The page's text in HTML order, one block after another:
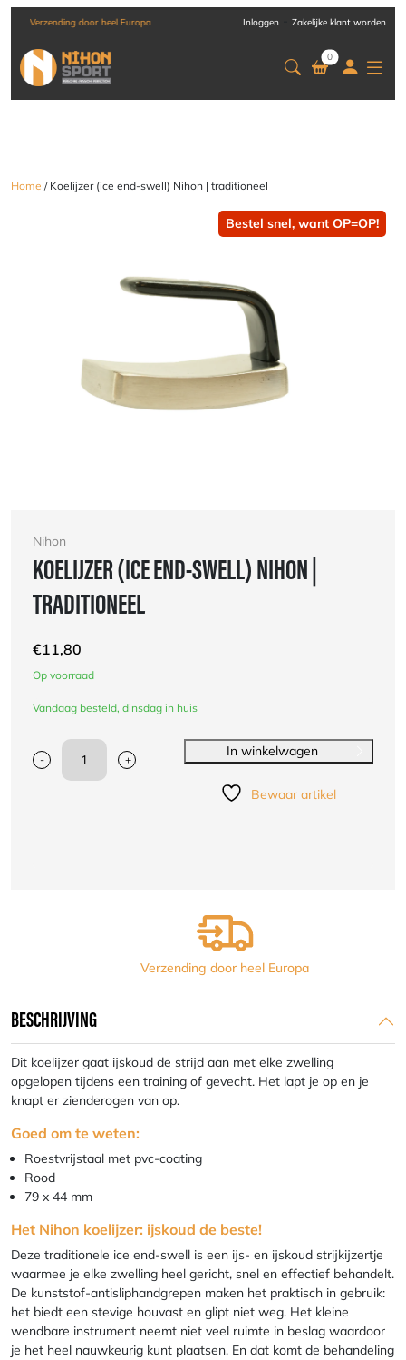
Verzending door heel Europa Inloggen Zakelijke klant worden
0
Home / Koelijzer (ice end-swell) Nihon | traditioneel
Bestel snel, want OP=OP!
Nihon
KOELIJZER (ICE END-SWELL) NIHON |
TRADITIONEEL
€11,80
Op voorraad
Vandaag besteld, dinsdag in huis
-
Koelijzer
+
In winkelwagen
Bewaar artikel
Verzending door heel Europa
BESCHRIJVING
Dit koelijzer gaat ijskoud de strijd aan met elke zwelling
opgelopen tijdens een training of gevecht. Het lapt je op en je
knapt er zienderogen van op.
Goed om te weten:
Roestvrijstaal met pvc-coating
Rood
79 x 44 mm
Het Nihon koelijzer: ijskoud de beste!
Deze traditionele ice end-swell is een ijs- en ijskoud strijkijzertje
waarmee je elke zwelling heel gericht, snel en effectief behandelt.
De kunststof-antisliphandgrepen maken het praktisch in gebruik:
het biedt een stevige houvast en glipt niet weg. Het kleine
wendbare instrument neemt niet veel ruimte in beslag waardoor
je het heel nauwkeurig kunt plaatsen. En dat komt de behandeling